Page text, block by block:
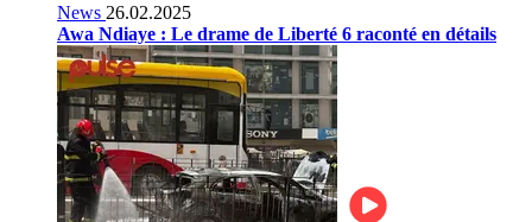
News 26.02.2025
Awa Ndiaye : Le drame de Liberté 6 raconté en détails